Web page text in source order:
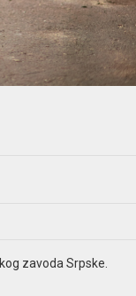
zavoda Srpske.